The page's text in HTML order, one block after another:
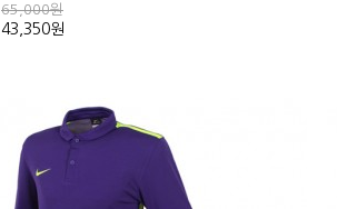
65,000원
43,350원